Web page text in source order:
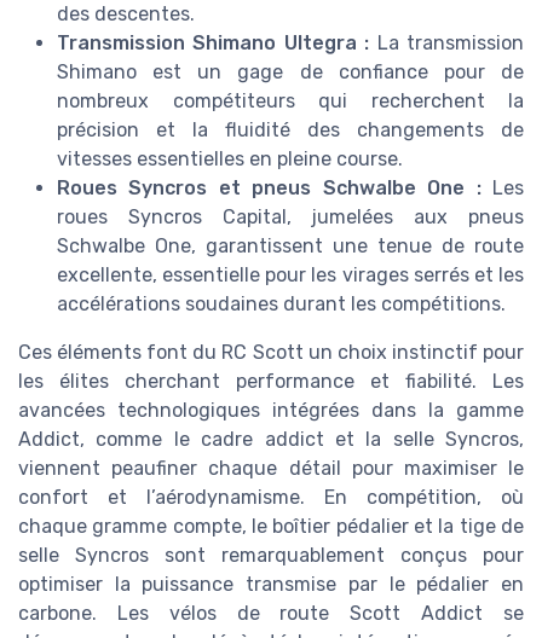
des descentes.
Transmission Shimano Ultegra : La transmission
Shimano est un gage de confiance pour de
nombreux compétiteurs qui recherchent la
précision et la fluidité des changements de
vitesses essentielles en pleine course.
Roues Syncros et pneus Schwalbe One :Les
roues Syncros Capital, jumelées aux pneus
Schwalbe One, garantissent une tenue de route
excellente, essentielle pour les virages serrés et les
accélérations soudaines durant les compétitions.
Ces éléments font du RC Scott un choix instinctif pour
les élites cherchant performance et fiabilité. Les
avancées technologiques intégrées dans la gamme
Addict, comme le cadre addict et la selle Syncros,
viennent peaufiner chaque détail pour maximiser le
confort et l’aérodynamisme. En compétition, où
chaque gramme compte, le boîtier pédalier et la tige de
selle Syncros sont remarquablement conçus pour
optimiser la puissance transmise par le pédalier en
carbone. Les vélos de route Scott Addict se